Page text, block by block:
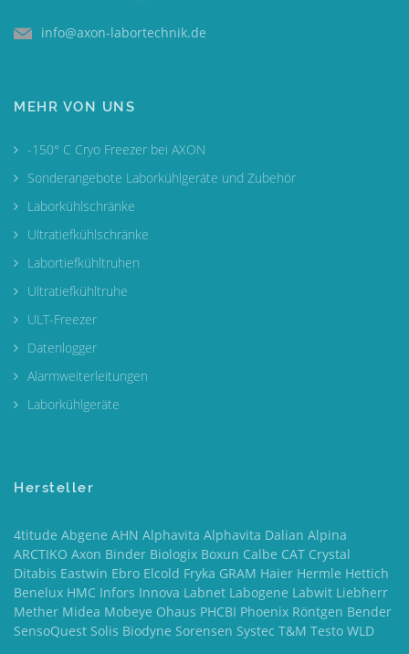
info@axon-labortechnik.de
MEHR VON UNS
-150° C Cryo Freezer bei AXON
Sonderangebote Laborkühlgeräte und Zubehör
Laborkühlschränke
Ultratiefkühlschränke
Labortiefkühltruhen
Ultratiefkühltruhe
ULT-Freezer
Datenlogger
Alarmweiterleitungen
Laborkühlgeräte
Hersteller
4titude Abgene AHN Alphavita Alphavita Dalian Alpina
ARCTIKO Axon Binder Biologix Boxun Calbe CAT Crystal
Ditabis Eastwin Ebro Elcold Fryka GRAM Haier Hermle Hettich
Benelux HMC Infors Innova Labnet Labogene Labwit Liebherr
Mether Midea Mobeye Ohaus PHCBI Phoenix Röntgen Bender
SensoQuest Solis Biodyne Sorensen Systec T&M Testo WLD